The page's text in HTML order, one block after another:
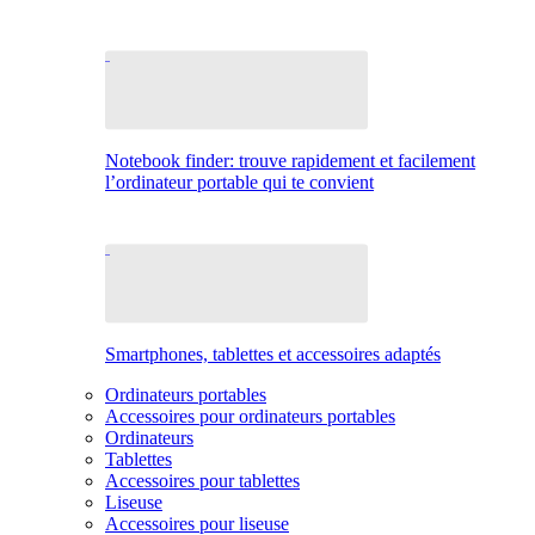
Notebook finder: trouve rapidement et facilement
l’ordinateur portable qui te convient
Smartphones, tablettes et accessoires adaptés
Ordinateurs portables
Accessoires pour ordinateurs portables
Ordinateurs
Tablettes
Accessoires pour tablettes
Liseuse
Accessoires pour liseuse